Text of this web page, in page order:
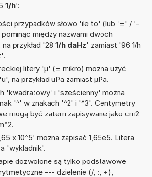
1/h':
przypadków słowo 'ile to' (lub '=' / '-
między nazwami dwóch
przykład '28 1/h daHz' zamiast '96 1/h
litery 'µ' (= mikro) można użyć
na przykład uPa zamiast µPa.
'kwadratowy' i 'sześcienny' można
'^' w znakach '^2' i '^3'. Centymetry
mogą być zatem zapisywane jako cm2
x 10^5' można zapisać 1,65e5. Litera
'wykładnik'.
dozwolone są tylko podstawowe
--- dzielenie (/, :, ÷),